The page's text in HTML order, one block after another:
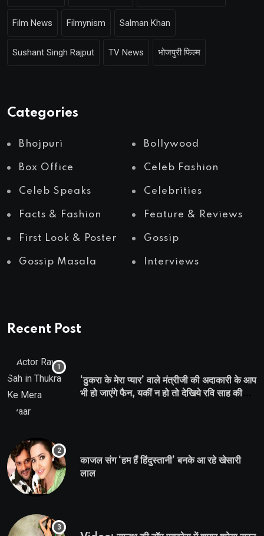
Film News Filmynism Salman Khan
Sushant Singh Rajput TV News भोजपुरी फिल्म
Categories
Bhojpuri Bollywood
Box Office Celeb Fashion
Celeb Speaks Celebrities
Facts & Fashion Feature & Reviews
First Look & Poster Gossip
Gossip Masala Interviews
Recent Post
‘ठुकरा के मेरा प्यार’ वाले मंत्रीजी की अदाकारी के आप
भी हो जाएंगे फैन, यकीं न हो तो देखिये रवि साह की
काजल संग ‘हम हैं हिंदुस्तानी’ बनके आ रहे खेसारी
लाल